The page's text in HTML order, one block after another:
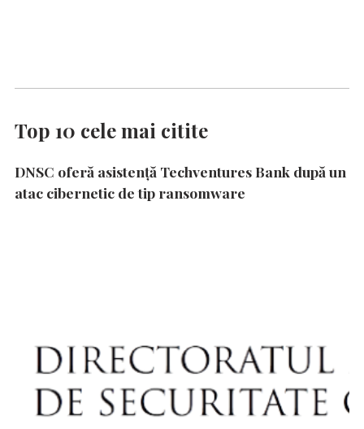
Top 10 cele mai citite
DNSC oferă asistență Techventures Bank după un
atac cibernetic de tip ransomware